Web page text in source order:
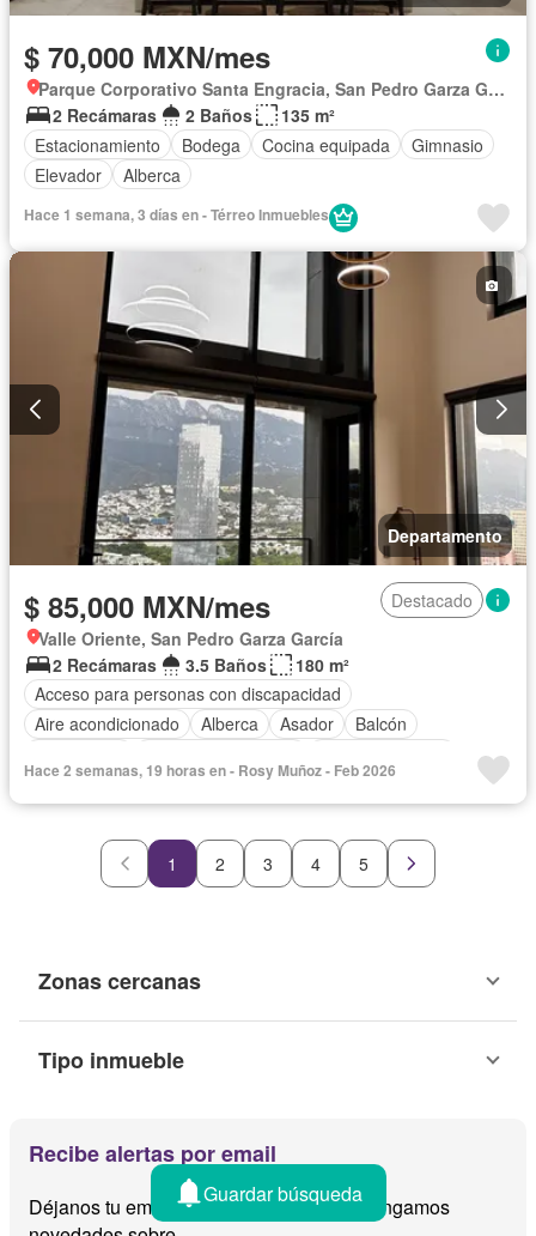
$ 70,000 MXN/mes
Parque Corporativo Santa Engracia, San Pedro Garza García
2 Recámaras
2 Baños
135 m²
Estacionamiento
Bodega Cocina equipada
Gimnasio
Elevador
Alberca
Hace 1 semana, 3 días en - Térreo Inmuebles
Departamento
$ 85,000 MXN/mes
Destacado
Valle Oriente, San Pedro Garza García
2 Recámaras
3.5 Baños
180 m²
Acceso para personas con discapacidad
Aire acondicionado
Alberca Asador
Balcón
Cuarto de Limpieza
Elevador
Estacionamiento
Gimnasio
Sala polivalente Seguridad
Vista panorámica
Completamente amueblado
Hace 2 semanas, 19 horas en - Rosy Muñoz - Feb 2026
1 2 3 4 5
Zonas cercanas
Tipo inmueble
Recibe alertas por email
Déjanos tu email y te avisamos cuando tengamos
Guardar búsqueda